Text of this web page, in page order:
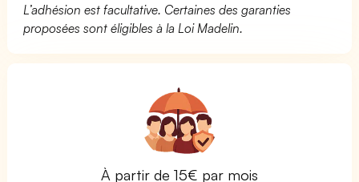
L’adhésion est facultative. Certaines des garanties
proposées sont éligibles à la Loi Madelin.
À partir de 15€ par mois